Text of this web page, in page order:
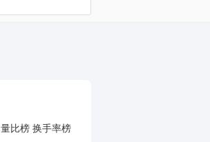
量比榜 换手率榜